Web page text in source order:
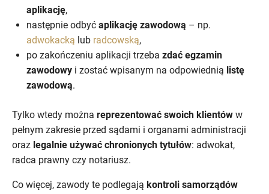
aplikację,
następnie odbyć aplikację zawodową – np.
adwokacką lub radcowską,
po zakończeniu aplikacji trzeba zdać egzamin
zawodowy i zostać wpisanym na odpowiednią listę
zawodową.
Tylko wtedy można reprezentować swoich klientów w
pełnym zakresie przed sądami i organami administracji
oraz legalnie używać chronionych tytułów: adwokat,
radca prawny czy notariusz.
Co więcej, zawody te podlegają kontroli samorządów